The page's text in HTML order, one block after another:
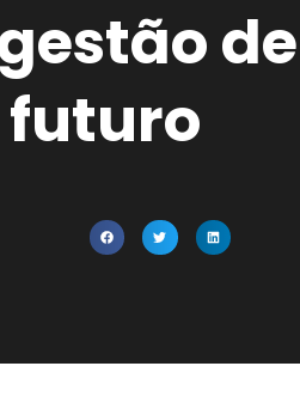
de
futuro